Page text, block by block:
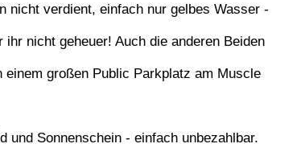
nicht verdient, einfach nur gelbes Wasser -
nicht geheuer! Auch die anderen Beiden
großen Public Parkplatz am Muscle
Sonnenschein - einfach unbezahlbar.